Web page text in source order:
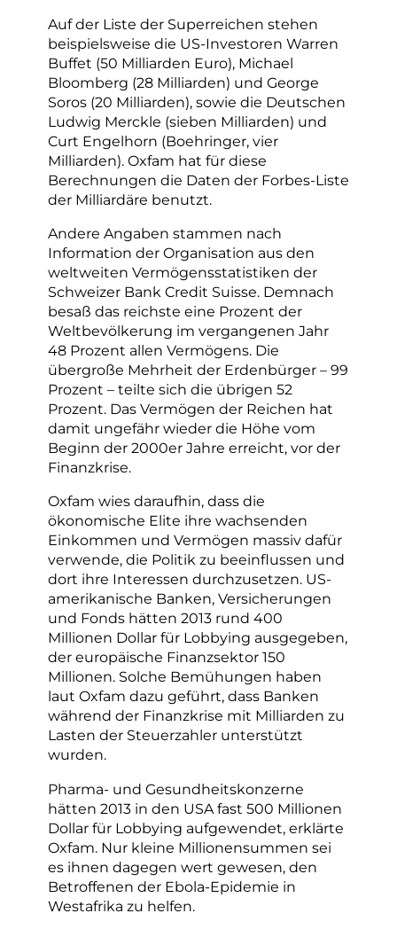
Auf der Liste der Superreichen stehen
beispielsweise die US-Investoren Warren
Buffet (50 Milliarden Euro), Michael
Bloomberg (28 Milliarden) und George
Soros (20 Milliarden), sowie die Deutschen
Ludwig Merckle (sieben Milliarden) und
Curt Engelhorn (Boehringer, vier
Milliarden). Oxfam hat für diese
Berechnungen die Daten der Forbes-Liste
der Milliardäre benutzt.
Andere Angaben stammen nach
Information der Organisation aus den
weltweiten Vermögensstatistiken der
Schweizer Bank Credit Suisse. Demnach
besaß das reichste eine Prozent der
Weltbevölkerung im vergangenen Jahr
48 Prozent allen Vermögens. Die
übergroße Mehrheit der Erdenbürger – 99
Prozent – teilte sich die übrigen 52
Prozent. Das Vermögen der Reichen hat
damit ungefähr wieder die Höhe vom
Beginn der 2000er Jahre erreicht, vor der
Finanzkrise.
Oxfam wies daraufhin, dass die
ökonomische Elite ihre wachsenden
Einkommen und Vermögen massiv dafür
verwende, die Politik zu beeinflussen und
dort ihre Interessen durchzusetzen. US-
amerikanische Banken, Versicherungen
und Fonds hätten 2013 rund 400
Millionen Dollar für Lobbying ausgegeben,
der europäische Finanzsektor 150
Millionen. Solche Bemühungen haben
laut Oxfam dazu geführt, dass Banken
während der Finanzkrise mit Milliarden zu
Lasten der Steuerzahler unterstützt
wurden.
Pharma- und Gesundheitskonzerne
hätten 2013 in den USA fast 500 Millionen
Dollar für Lobbying aufgewendet, erklärte
Oxfam. Nur kleine Millionensummen sei
es ihnen dagegen wert gewesen, den
Betroffenen der Ebola-Epidemie in
Westafrika zu helfen.